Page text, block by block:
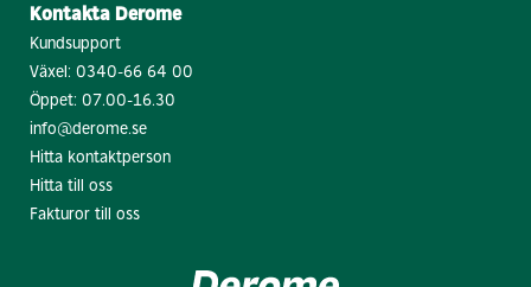
Kontakta Derome
Kundsupport
Växel: 0340-66 64 00
Öppet: 07.00-16.30
info@derome.se
Hitta kontaktperson
Hitta till oss
Fakturor till oss